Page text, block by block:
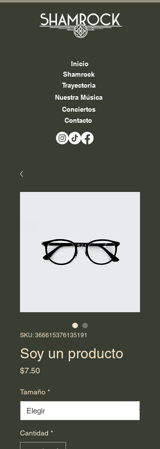
Shamrock
Trayectoria
Nuestra Música
Conciertos
Contacto
Inicio
SKU: 366615376135191
Soy un producto
$7.50Precio
Tamaño *
Cantidad *